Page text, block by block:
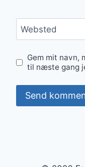
Websted
Gem mit navn,
til næste gang